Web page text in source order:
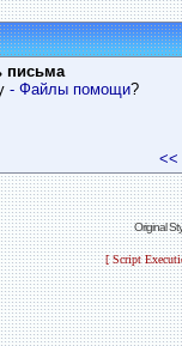
письма
- Файлы помощи?
<<
Original
[ Script